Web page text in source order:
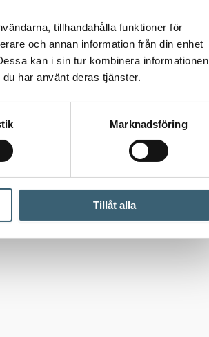
tillhandahålla funktioner för
och annan information från din enhet
kan i sin tur kombinera informationen
har använt deras tjänster.
Marknadsföring
Tillåt alla